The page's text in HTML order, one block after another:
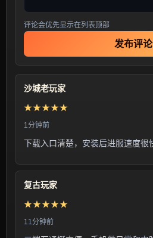
评论会优先显示在列表顶部
发布评论
沙城老玩家
★★★★★
1分钟前
下载入口清楚，安装后进服速度很
复古玩家
★★★★★
11分钟前